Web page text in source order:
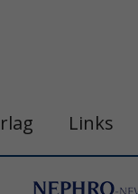
Links